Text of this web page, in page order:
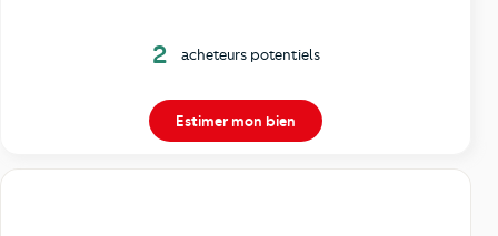
2 acheteurs potentiels
Estimer mon bien